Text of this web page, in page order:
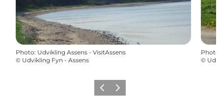
Photo: Udvikling Assens - VisitAssens
© Udvikling Fyn - Assens
Photo
©
PrécédentSuivant